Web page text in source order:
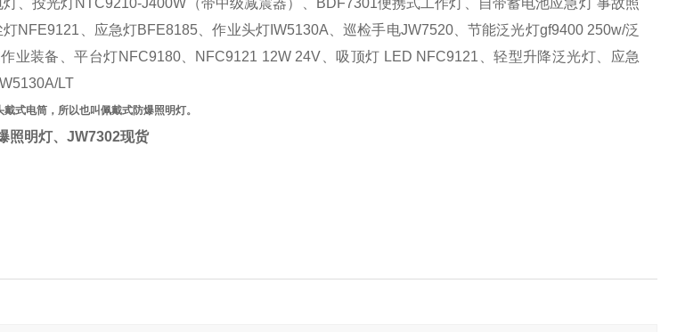
灯、投光灯NTC9210-J400W（带中级减震器）、BDF7301便携式工作灯、自带蓄电池应急灯 事故照
NFE9121、应急灯BFE8185、作业头灯IW5130A、巡检手电JW7520、节能泛光灯gf9400 250w/泛
业装备、平台灯NFC9180、NFC9121 12W 24V、吸顶灯 LED NFC9121、轻型升降泛光灯、应急
LT
式电筒，所以也叫佩戴式防爆照明灯。
照明灯、 JW7302现货